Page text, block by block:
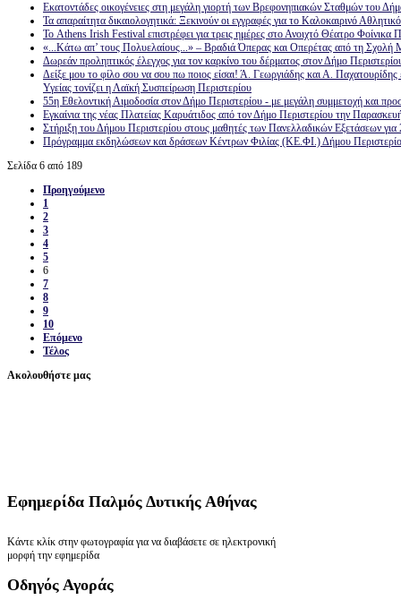
Εκατοντάδες οικογένειες στη μεγάλη γιορτή των Βρεφονηπιακών Σταθμών του
Τα απαραίτητα δικαιολογητικά: Ξεκινούν οι εγγραφές για το Καλοκαιρινό
Το Athens Irish Festival επιστρέφει για τρεις ημέρες στο Ανοιχτό Θέατρο Φοίνικα
«...Κάτω απ’ τους Πολυελαίους...» – Βραδιά Όπερας και Οπερέτας από τη Σχολή
Δωρεάν προληπτικός έλεγχος για τον καρκίνο του δέρματος στον Δήμο
Δείξε μου το φίλο σου να σου πω ποιος είσαι! Ά. Γεωργιάδης και Α. Παχατουρίδης
Υγείας τονίζει η Λαϊκή Συσπείρωση Περιστερίου
55η Εθελοντική Αιμοδοσία στον Δήμο Περιστερίου - με μεγάλη συμμετοχή και
Εγκαίνια της νέας Πλατείας Καρυάτιδος από τον Δήμο Περιστερίου την
Στήριξη του Δήμου Περιστερίου στους μαθητές των Πανελλαδικών Εξετάσεων για
Πρόγραμμα εκδηλώσεων και δράσεων Κέντρων Φιλίας (ΚΕ.ΦΙ.) Δήμου
Σελίδα 6 από 189
Προηγούμενο
1
2
3
4
5
6
7
8
9
10
Επόμενο
Τέλος
Ακολουθήστε μας
Εφημερίδα Παλμός Δυτικής Αθήνας
Κάντε κλίκ στην φωτογραφία για να διαβάσετε σε ηλεκτρονική
μορφή την εφημερίδα
Οδηγός Αγοράς